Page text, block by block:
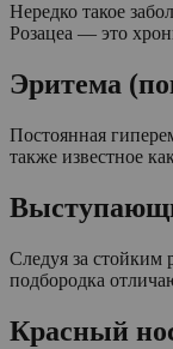
Нередко такое
Розацеа — это
Эритема
Постоянная
также известное
Следуя за стойким
подбородка
Красный